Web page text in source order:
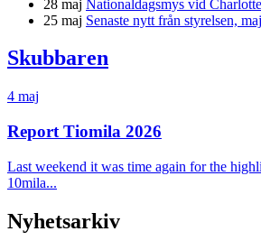
28 maj Nationaldagsmys vid
25 maj Senaste nytt från styrelsen,
Skubbaren
4 maj
Report Tiomila 2026
Last weekend it was time again for the
10mila...
Nyhetsarkiv